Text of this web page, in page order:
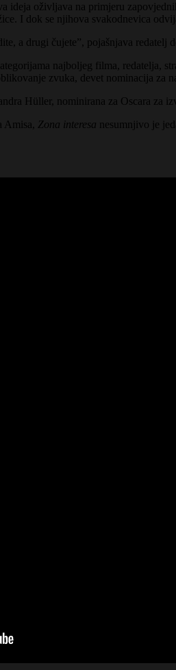
ideja oživljava na primjeru
I dok se njihova svakodnevica
a drugi čujete”, pojašnjava redatelj
najboljeg filma, redatelja,
zvuka, devet nominacija za
Hüller, nominirana za Oscara za
Amisa, Zona interesa nesumnjivo je